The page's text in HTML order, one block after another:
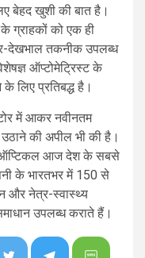
बेहद खुशी की बात है।
ग्राहकों को एक ही
देखभाल तकनीक उपलब्ध
ऑप्टोमेट्रिस्ट के
लिए प्रतिबद्ध है।
में आकर नवीनतम
की अपील भी की है।
ऑप्टिकल आज देश के सबसे
के भारतभर में 150 से
और नेत्र-स्वास्थ्य
उपलब्ध कराते हैं।